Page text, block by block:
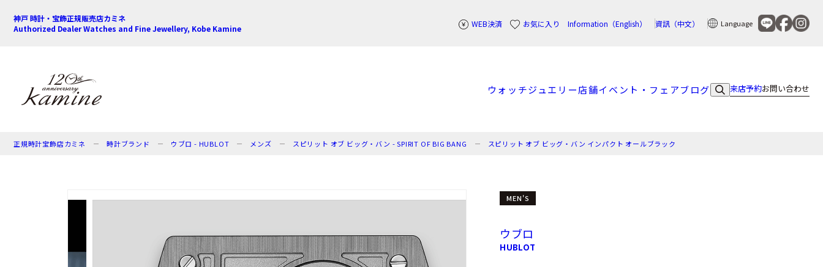
神戸 時計・宝飾正規販売店カミネ
Authorized Dealer Watches and Fine Jewellery, Kobe Kamine
WEB決済 お気に入り Information（English） 資訊（中文） Language
ウォッチジュエリー店舗イベント・フェアブログ 来店予約お問い合わせ
正規時計宝飾店カミネ 時計ブランド ウブロ - HUBLOT メンズ スピリット オブ ビッグ・バン - SPIRIT OF BIG BANG スピリット オブ ビッグ・バン インパクト オールブラック
MEN'S
ウブロ
HUBLOT